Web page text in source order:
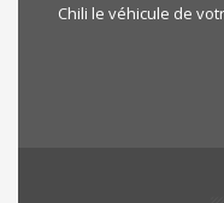
Chili le véhicule de